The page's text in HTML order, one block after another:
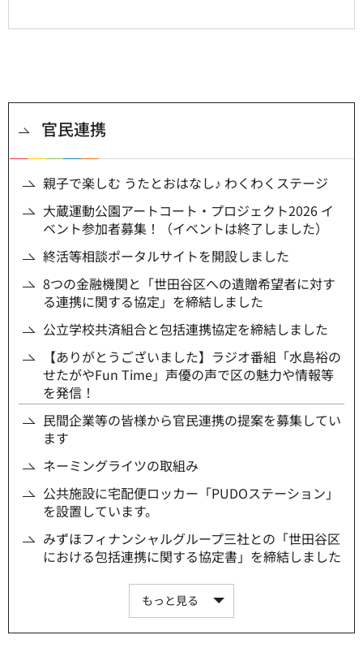
官民連携
親子で楽しむ うたとおはなし♪ わくわくステージ
大蔵運動公園アートコート・プロジェクト2026 イ
ベント参加者募集！（イベントは終了しました）
終活等相談ポータルサイトを開設しました
8つの金融機関と「世田谷区への遺贈希望者に対す
る連携に関する協定」を締結しました
公立学校共済組合と包括連携協定を締結しました
【ありがとうございました】ラジオ番組「水島裕の
せたがやFun Time」声優の声で区の魅力や情報等
を発信！
民間企業等の皆様から官民連携の提案を募集してい
ます
ネーミングライツの取組み
公共施設に宅配便ロッカー「PUDOステーション」
を設置しています。
みずほフィナンシャルグループ三社との「世田谷区
における包括連携に関する協定書」を締結しました
もっと見る